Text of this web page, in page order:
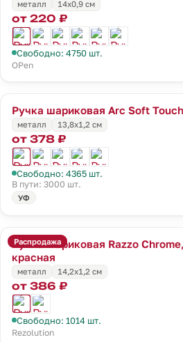
металл 14х0,9 см
от 220 ₽
Свободно: 4750 шт.
OPen
Ручка шариковая Arc Soft
металл
13,8х1,2 см
от 378 ₽
Свободно: 4365 шт.
В пути: 3000 шт.
УФ
Распродажа
Ручка шариковая Razzo Chrome,
красная
металл 14,2х1,2 см
от 386 ₽
Свободно: 1014 шт.
Rezolution